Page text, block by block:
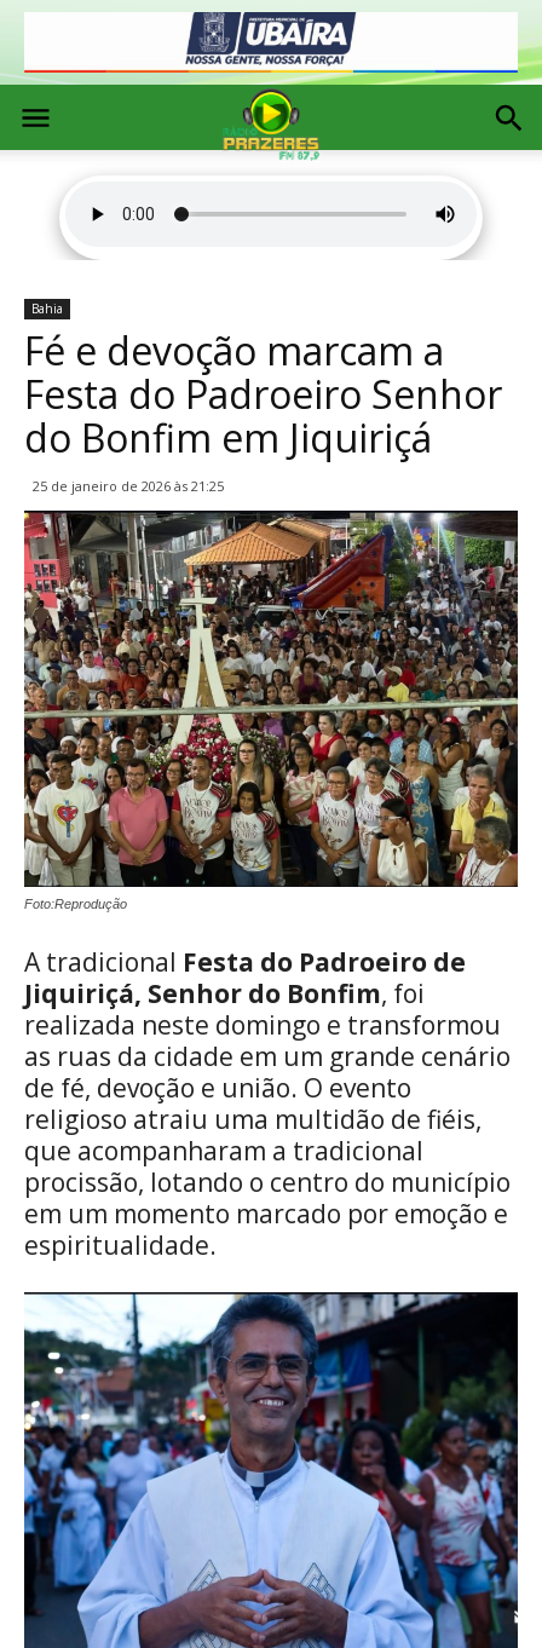
Bahia
Fé e devoção marcam a
Festa do Padroeiro Senhor
do Bonfim em Jiquiriçá
25 de janeiro de 2026 às 21:25
Foto:Reprodução
A tradicional Festa do Padroeiro de
Jiquiriçá, Senhor do Bonfim, foi
realizada neste domingo e transformou
as ruas da cidade em um grande cenário
de fé, devoção e união. O evento
religioso atraiu uma multidão de fiéis,
que acompanharam a tradicional
procissão, lotando o centro do município
em um momento marcado por emoção e
espiritualidade.